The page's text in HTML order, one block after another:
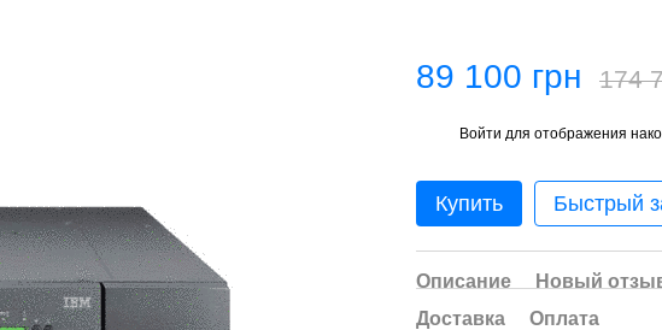
89 100 грн 174
Войти для отображения
Купить Быстрый
Описание
Новый
Доставка
Оплата